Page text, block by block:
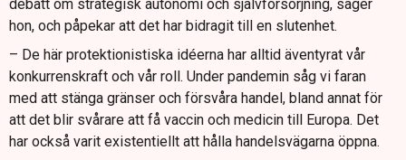
debatt om strategisk autonomi och självförsörjning, säger
hon, och påpekar att det har bidragit till en slutenhet.
– De här protektionistiska idéerna har alltid äventyrat vår
konkurrenskraft och vår roll. Under pandemin såg vi faran
med att stänga gränser och försvåra handel, bland annat för
att det blir svårare att få vaccin och medicin till Europa. Det
har också varit existentiellt att hålla handelsvägarna öppna.